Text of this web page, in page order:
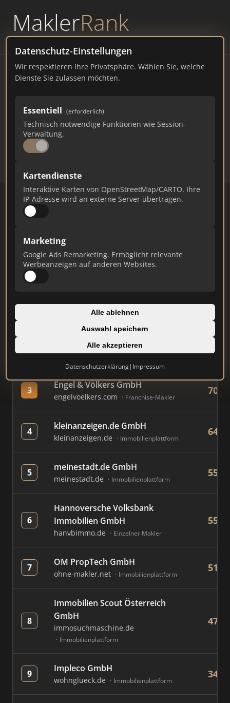
MaklerRank
powered byWAVEPOINT
Datenschutz-Einstellungen
Wir respektieren Ihre Privatsphäre. Wählen Sie, welche
Dienste Sie zulassen möchten.
Essentiell (erforderlich)
Technisch notwendige Funktionen wie Session-
Verwaltung.
Kartendienste
Interaktive Karten von OpenStreetMap/CARTO. Ihre
IP-Adresse wird an externe Server übertragen.
Marketing
Google Ads Remarketing. Ermöglicht relevante
Werbeanzeigen auf anderen Websites.
Alle ablehnen
Auswahl speichern
Alle akzeptieren
Datenschutzerklärung| Impressum
Immobilienmakler Sarstedt
– Ranking Juli 2026
NIEDERSACHSEN 18.237 EINWOHNER
76 596
# MAKLER / FIRMA
1 immobilienscout24.de
Immobilienplattform
878
AVIV Germany GmbH
immowelt.de Immobilienplattform
724
3 Engel & Völkers GmbH
engelvoelkers.com Franchise-Makler
703
4 kleinanzeigen.de GmbH
kleinanzeigen.de Immobilienplattform
647
5 meinestadt.de GmbH
meinestadt.de Immobilienplattform
559
6
Hannoversche Volksbank
Immobilien GmbH
hanvbimmo.de Einzelner Makler
554
7 OM PropTech GmbH
ohne-makler.net Immobilienplattform
519
8
Immobilien Scout Österreich
GmbH
immosuchmaschine.de
Immobilienplattform
477
9 Impleco GmbH
wohnglueck.de Immobilienplattform
342